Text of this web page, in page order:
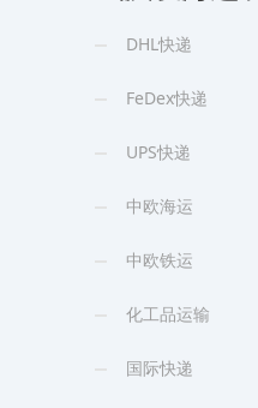
DHL快递
FeDex快递
UPS快递
中欧海运
中欧铁运
化工品运输
国际快递